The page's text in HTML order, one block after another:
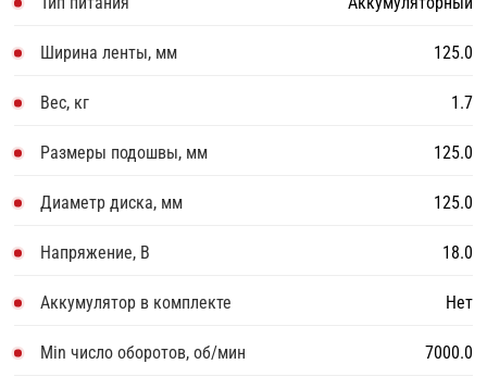
Ширина ленты, мм 125.0
Вес, кг 1.7
Размеры подошвы, мм 125.0
Диаметр диска, мм 125.0
Напряжение, В 18.0
Аккумулятор в комплекте Нет
Min число оборотов, об/мин 7000.0